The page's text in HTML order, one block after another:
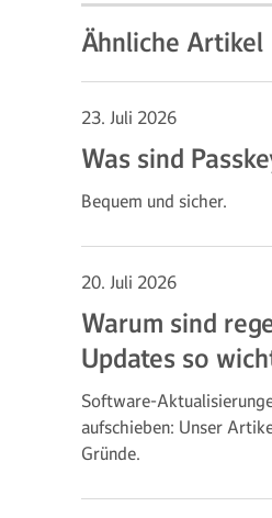
Ähnliche Artikel
23. Juli 2026
Was sind
Bequem und sicher.
20. Juli 2026
Warum sind
Updates so
Software-
aufschieben: Unser
Gründe.